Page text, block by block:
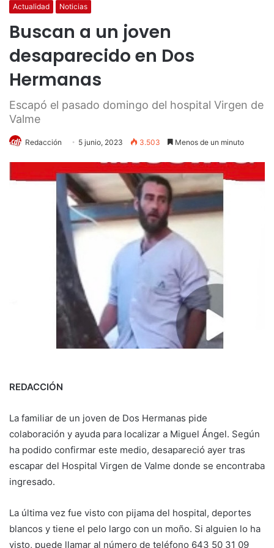
Actualidad Noticias
Buscan a un joven
desaparecido en Dos
Hermanas
Escapó el pasado domingo del hospital Virgen de
Valme
Redacción 5 junio, 2023 3.503 Menos de un minuto
REDACCIÓN
La familiar de un joven de Dos Hermanas pide
colaboración y ayuda para localizar a Miguel Ángel. Según
ha podido confirmar este medio, desapareció ayer tras
escapar del Hospital Virgen de Valme donde se encontraba
ingresado.
La última vez fue visto con pijama del hospital, deportes
blancos y tiene el pelo largo con un moño. Si alguien lo ha
visto, puede llamar al número de teléfono 643 50 31 09